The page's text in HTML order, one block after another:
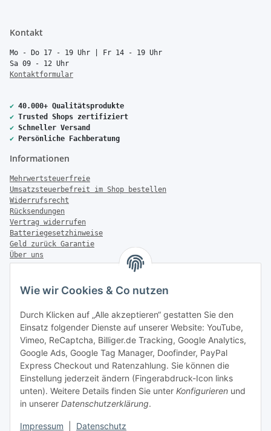
Wie wir Cookies & Co nutzen
Durch Klicken auf „Alle akzeptieren“ gestatten Sie den
Einsatz folgender Dienste auf unserer Website: YouTube,
Vimeo, ReCaptcha, Billiger.de Tracking, Google Analytics,
Google Ads, Google Tag Manager, Doofinder, PayPal
Express Checkout und Ratenzahlung. Sie können die
Einstellung jederzeit ändern (Fingerabdruck-Icon links
unten). Weitere Details finden Sie unter Konfigurieren und
in unserer Datenschutzerklärung.
Impressum Datenschutz
Kontakt
Mo - Do 17 - 19 Uhr | Fr 14 - 19 Uhr
Sa 09 - 12 Uhr
Kontaktformular
✔ 40.000+ Qualitätsprodukte
✔ Trusted Shops zertifiziert
✔ Schneller Versand
✔ Persönliche Fachberatung
Informationen
Mehrwertsteuerfreie
Umsatzsteuerbefreit im Shop bestellen
Widerrufsrecht
Rücksendungen
Vertrag widerrufen
Batteriegesetzhinweise
Geld zurück Garantie
Über uns
FAQ
Zahlung & Versand
Versandinformationen
Sonstiges